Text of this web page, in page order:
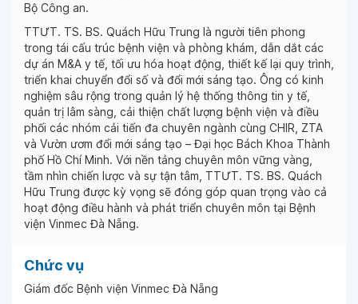
Bộ Công an.
TTƯT. TS. BS. Quách Hữu Trung là người tiên phong
trong tái cấu trúc bệnh viện và phòng khám, dẫn dắt các
dự án M&A y tế, tối ưu hóa hoạt động, thiết kế lại quy trình,
triển khai chuyển đổi số và đổi mới sáng tạo. Ông có kinh
nghiệm sâu rộng trong quản lý hệ thống thông tin y tế,
quản trị lâm sàng, cải thiện chất lượng bệnh viện và điều
phối các nhóm cải tiến đa chuyên ngành cùng CHIR, ZTA
và Vườn ươm đổi mới sáng tạo – Đại học Bách Khoa Thành
phố Hồ Chí Minh. Với nền tảng chuyên môn vững vàng,
tầm nhìn chiến lược và sự tận tâm, TTƯT. TS. BS. Quách
Hữu Trung được kỳ vọng sẽ đóng góp quan trọng vào cả
hoạt động điều hành và phát triển chuyên môn tại Bệnh
viện Vinmec Đà Nẵng.
Chức vụ
Giám đốc Bệnh viện Vinmec Đà Nẵng